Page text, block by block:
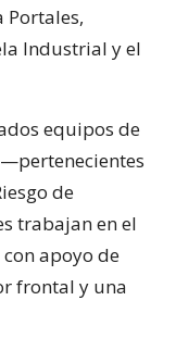
Portales,
Industrial y el
equipos de
de
trabajan en el
apoyo de
frontal y una